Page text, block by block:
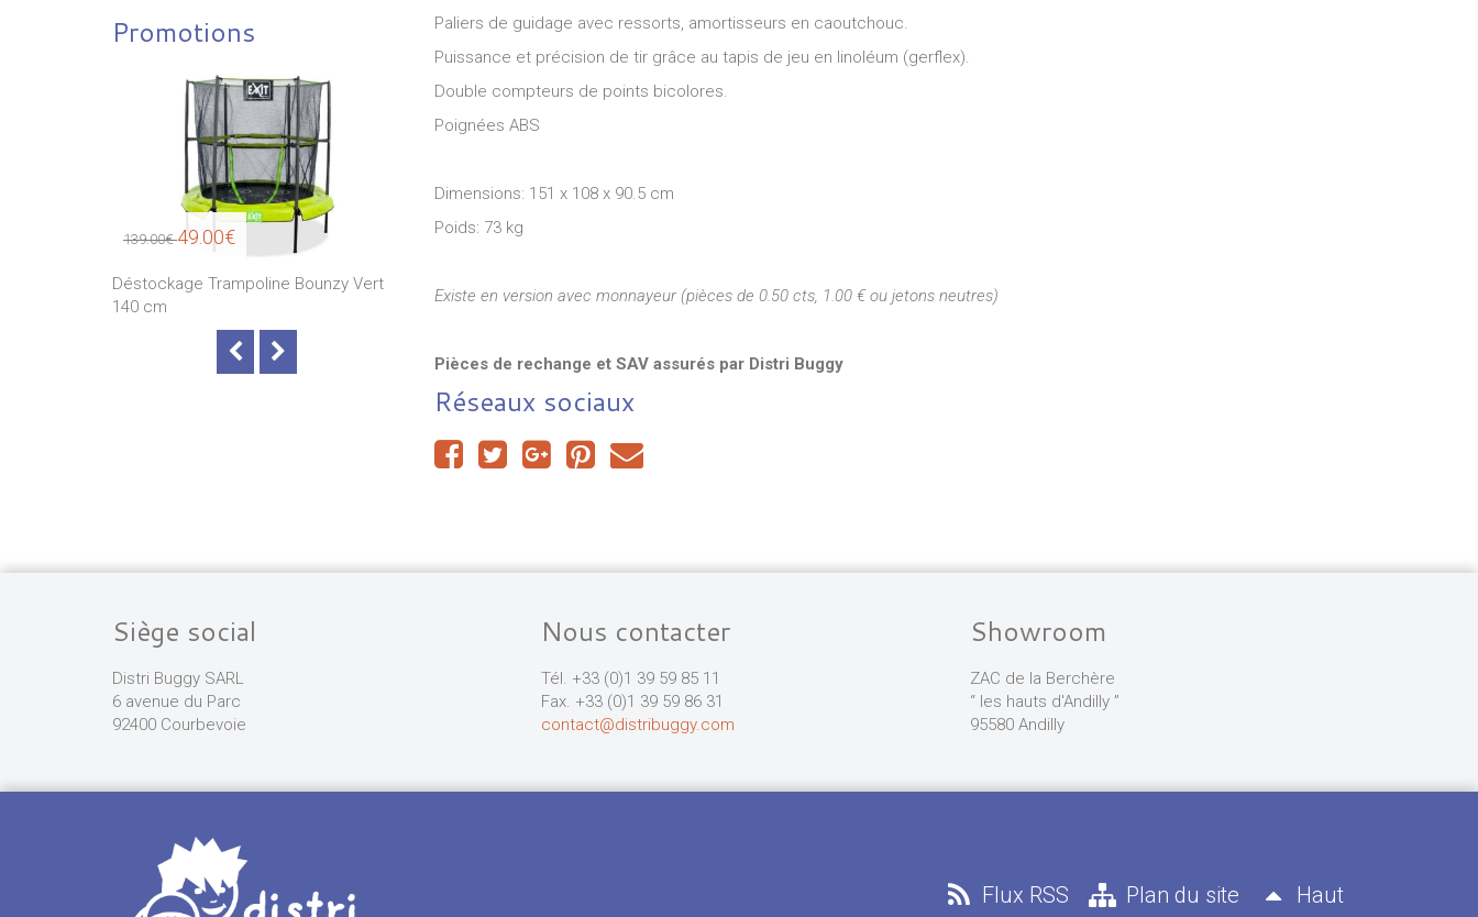
Promotions
139.00€49.00€
Déstockage Trampoline Bounzy Vert
140 cm
139.00€49.00€
140 cm
140 cm
Paliers de guidage avec ressorts, amortisseurs en caoutchouc.
Puissance et précision de tir grâce au tapis de jeu en linoléum (gerflex).
Double compteurs de points bicolores.
Poignées ABS
Dimensions: 151 x 108 x 90.5 cm
Poids: 73 kg
Existe en version avec monnayeur (pièces de 0.50 cts, 1.00 € ou jetons neutres)
Pièces de rechange et SAV assurés par Distri Buggy
Réseaux sociaux
Siège social
Distri Buggy SARL
6 avenue du Parc
92400 Courbevoie
Nous contacter
Tél. +33 (0)1 39 59 85 11
Fax. +33 (0)1 39 59 86 31
contact@distribuggy.com
Showroom
ZAC de la Berchère
“ les hauts d'Andilly ”
95580 Andilly
Flux RSS Plan du site Haut